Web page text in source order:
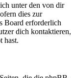
unter den von dir
dies zur
Board erforderlich
dich kontaktieren,
hast.